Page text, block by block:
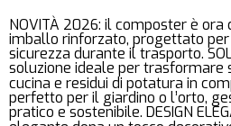
NOVITÀ 2026: il composter è ora
imballo rinforzato, progettato
sicurezza durante il trasporto.
soluzione ideale per trasformare
cucina e residui di potatura in
perfetto per il giardino o l’orto,
pratico e sostenibile. DESIGN